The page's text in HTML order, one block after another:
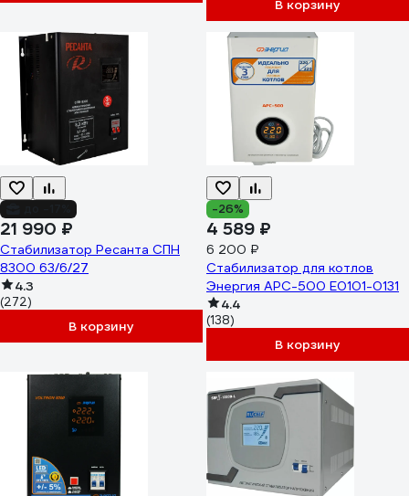
В корзину
21 990 ₽
Стабилизатор Ресанта СПН
8300 63/6/27
4.3
(272)
В корзину
-26%
4 589 ₽
6 200 ₽
Стабилизатор для котлов
Энергия АРС-500 Е0101-0131
4.4
(138)
В корзину